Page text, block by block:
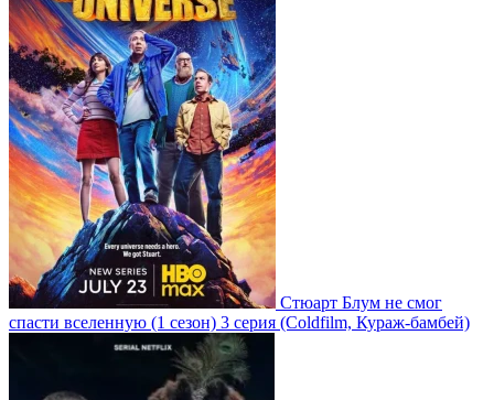
Стюарт Блум не смог
спасти вселенную (1 сезон) 3 серия (Coldfilm, Кураж-бамбей)